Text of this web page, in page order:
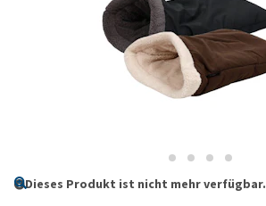
Dieses Produkt ist nicht mehr verfügbar.